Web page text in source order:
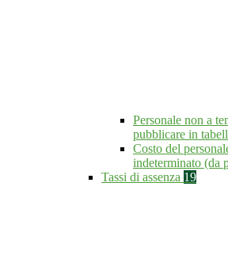
Personale non a
pubblicare in
Costo del
indeterminato (da
Tassi di assenza 19